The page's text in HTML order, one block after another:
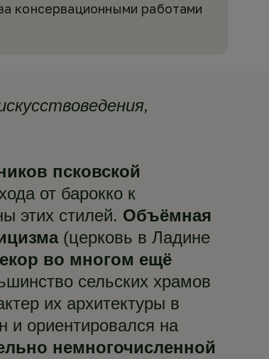
консервационными работами
псковской
от барокко к
этих стилей. Объёмная
(церковь в Ладине
во многом ещё
сельских храмов
их архитектуры в
и ориентировался на
немногочисленной